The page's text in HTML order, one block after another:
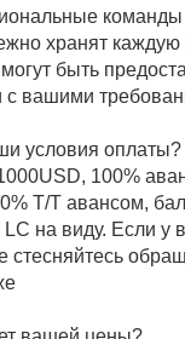
команды
хранят каждую
быть
с вашими
условия оплаты?
100%
T/T авансом,
на виду. Если у
стесняйтесь